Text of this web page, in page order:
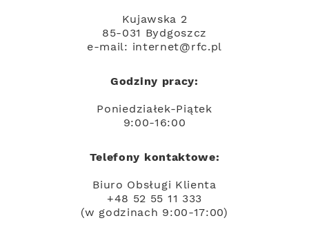
Kujawska 2
85-031 Bydgoszcz
e-mail: internet@rfc.pl
Godziny pracy:
Poniedziałek-Piątek
9:00-16:00
Telefony kontaktowe:
Biuro Obsługi Klienta
+48 52 55 11 333
(w godzinach 9:00-17:00)